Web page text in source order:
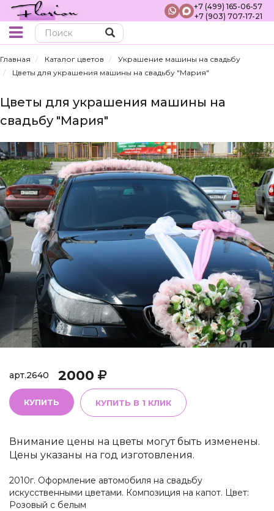
+7 (499) 165-06-57
+7 (903) 707-17-21
Главная Каталог цветов
Украшение машины на свадьбу
Цветы для украшения машины на свадьбу "Мария"
Цветы для украшения машины на
свадьбу "Мария"
арт.2640 2000
КУПИТЬ КУПИТЬ В 1 КЛИК
Внимание цены на цветы могут быть изменены.
Цены указаны на год изготовления.
2010г. Оформление автомобиля на свадьбу
искусственными цветами. Композиция на капот. Цвет:
Розовый с белым